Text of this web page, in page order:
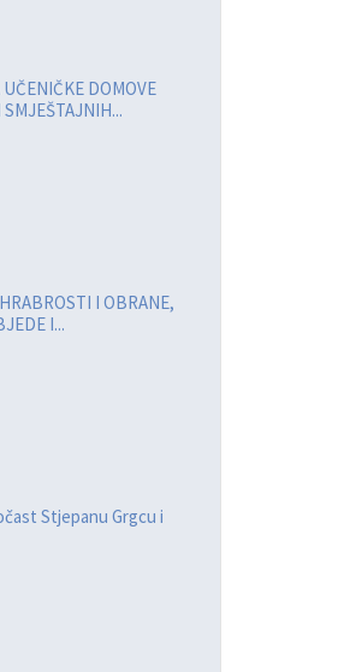
DOMOVE
I OBRANE,
I...
Stjepanu Grgcu i